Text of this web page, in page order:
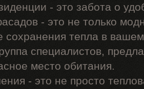
- это забота о
- это не только
сохранения тепла в
специалистов,
место обитания.
- это не просто